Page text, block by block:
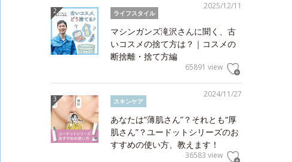
2025/12/11
ライフスタイル
マシンガンズ滝沢さんに聞く、古
いコスメの捨て方は？｜コスメの
断捨離・捨て方編
65891 view
2024/11/27
スキンケア
あなたは“薄肌さん”？それとも“厚
肌さん”？ユードットシリーズのお
すすめの使い方、教えます！
36583 view